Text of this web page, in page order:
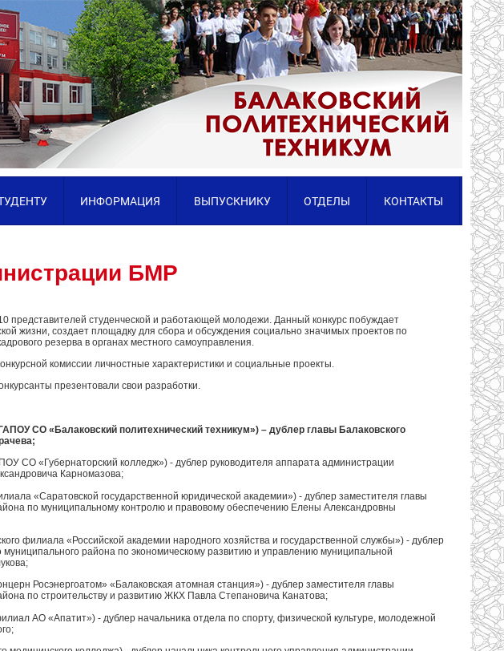
ИНФОРМАЦИЯ ВЫПУСКНИКУ ОТДЕЛЫ КОНТАКТЫ
БМР
представителей студенческой и работающей молодежи. Данный конкурс побуждает
жизни, создает площадку для сбора и обсуждения социально значимых проектов по
резерва в органах местного самоуправления.
комиссии личностные характеристики и социальные проекты.
презентовали свои разработки.
СО «Балаковский политехнический техникум») – дублер главы Балаковского
СО «Губернаторский колледж») - дублер руководителя аппарата администрации
Карномазова;
«Саратовской государственной юридической академии») - дублер заместителя главы
по муниципальному контролю и правовому обеспечению Елены Александровны
филиала «Российской академии народного хозяйства и государственной службы») - дублер
района по экономическому развитию и управлению муниципальной
Росэнергоатом» «Балаковская атомная станция») - дублер заместителя главы
по строительству и развитию ЖКХ Павла Степановича Канатова;
АО «Апатит») - дублер начальника отдела по спорту, физической культуре, молодежной